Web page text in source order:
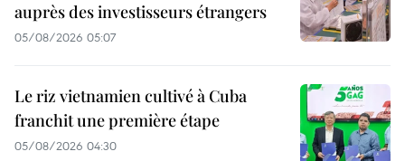
auprès des investisseurs étrangers
05/08/2026 05:07
Le riz vietnamien cultivé à Cuba
franchit une première étape
05/08/2026 04:30